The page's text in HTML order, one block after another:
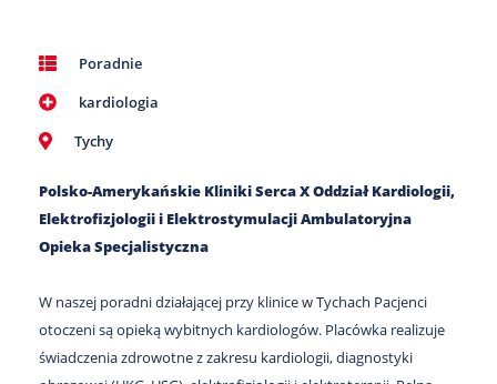
Poradnie
kardiologia
Tychy
Polsko-Amerykańskie Kliniki Serca X Oddział Kardiologii,
Elektrofizjologii i Elektrostymulacji Ambulatoryjna
Opieka Specjalistyczna
W naszej poradni działającej przy klinice w Tychach Pacjenci
otoczeni są opieką wybitnych kardiologów. Placówka realizuje
świadczenia zdrowotne z zakresu kardiologii, diagnostyki